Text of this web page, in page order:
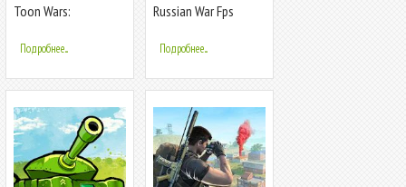
Toon Wars:
про Танки
Подробнее...
Russian War Fps
стрелялки
Подробнее...